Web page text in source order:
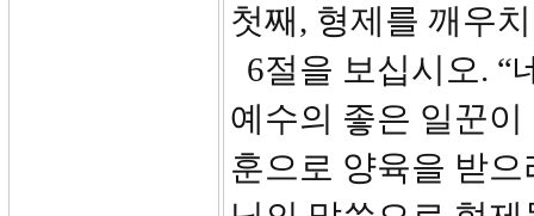
첫째, 형제를 깨우
6절을 보십시오. “
예수의 좋은 일꾼
훈으로 양육을 받